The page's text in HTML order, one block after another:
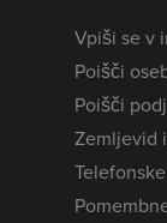
Vpiši se v
Poišči
Poišči
Zemljevid